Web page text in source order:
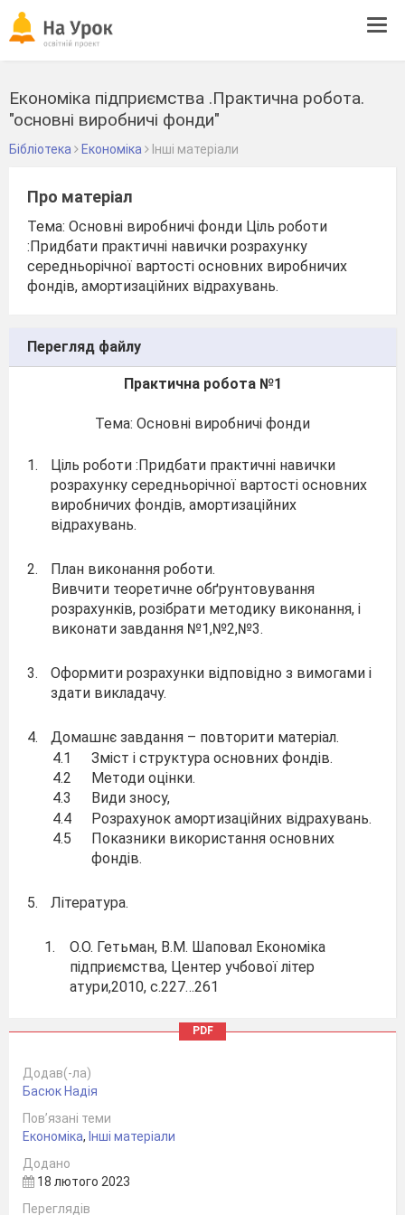
Економіка підприємства .Практична робота.
"основні виробничі фонди"
Бібліотека Економіка Інші матеріали
Про матеріал
Тема: Основні виробничі фонди Ціль роботи
:Придбати практичні навички розрахунку
середньорічної вартості основних виробничих
фондів, амортизаційних відрахувань.
Перегляд файлу
Практична робота №1
Тема: Основні виробничі фонди
1.
Ціль роботи :Придбати практичні навички
розрахунку середньорічної вартості основних
виробничих фондів, амортизаційних
відрахувань.
2.
План виконання роботи.
Вивчити теоретичне обґрунтовування
розрахунків, розібрати методику виконання, і
виконати завдання №1,№2,№3.
3.
Оформити розрахунки відповідно з вимогами і
здати викладачу.
4.
Домашнє завдання – повторити матеріал.
4.1
Зміст і структура основних фондів.
4.2
Методи оцінки.
4.3
Види зносу,
4.4
Розрахунок амортизаційних відрахувань.
4.5
Показники використання основних
фондів.
5. Література.
1.
О.О. Гетьман, В.М. Шаповал Економіка
підприємства, Центер учбової літер
атури,2010, с.227…261
підручник. / І.М.Бойчик. – К.:
182; 240…
Теоретичне обґрунтування
У процесі виробництва основні фонди
зношуються. Планове погашення вартості
PDF
Додав(-ла)
Басюк Надія
Пов’язані теми
Економіка, Інші матеріали
Додано
18 лютого 2023
Переглядів